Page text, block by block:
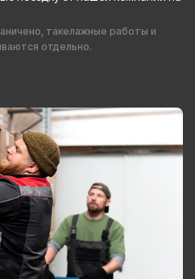
такелажные работы и
отдельно.